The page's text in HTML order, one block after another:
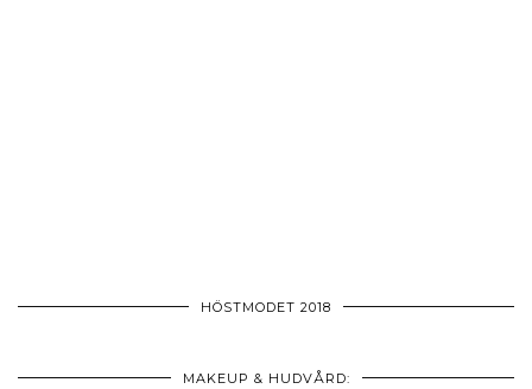
HÖSTMODET 2018
MAKEUP & HUDVÅRD: